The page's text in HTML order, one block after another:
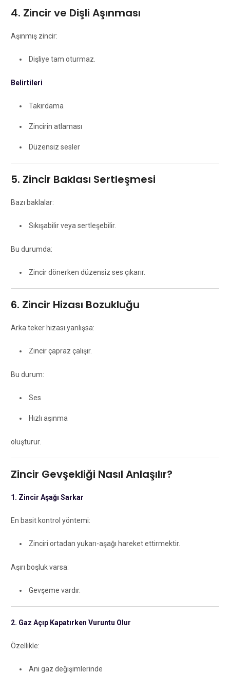
4. Zincir ve Dişli Aşınması
Aşınmış zincir:
Dişliye tam oturmaz.
Belirtileri
Takırdama
Zincirin atlaması
Düzensiz sesler
5. Zincir Baklası Sertleşmesi
Bazı baklalar:
Sıkışabilir veya sertleşebilir.
Bu durumda:
Zincir dönerken düzensiz ses çıkarır.
6. Zincir Hizası Bozukluğu
Arka teker hizası yanlışsa:
Zincir çapraz çalışır.
Bu durum:
Ses
Hızlı aşınma
oluşturur.
Zincir Gevşekliği Nasıl Anlaşılır?
1. Zincir Aşağı Sarkar
En basit kontrol yöntemi:
Zinciri ortadan yukarı-aşağı hareket ettirmektir.
Aşırı boşluk varsa:
Gevşeme vardır.
2. Gaz Açıp Kapatırken Vuruntu Olur
Özellikle:
Ani gaz değişimlerinde